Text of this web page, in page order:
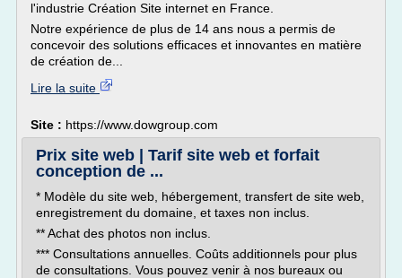
l'industrie Création Site internet en France.
Notre expérience de plus de 14 ans nous a permis de
concevoir des solutions efficaces et innovantes en matière
de création de...
Lire la suite
Site : https://www.dowgroup.com
Prix site web | Tarif site web et forfait
conception de ...
* Modèle du site web, hébergement, transfert de site web,
enregistrement du domaine, et taxes non inclus.
** Achat des photos non inclus.
*** Consultations annuelles. Coûts additionnels pour plus
de consultations. Vous pouvez venir à nos bureaux ou